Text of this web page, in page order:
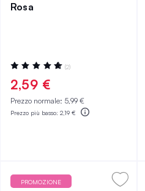
Rosa
Valutazione:
100%
(2)
2,59 €
Prezzo normale: 5,99 €
Prezzo più basso: 2,19 €
PROMOZIONE